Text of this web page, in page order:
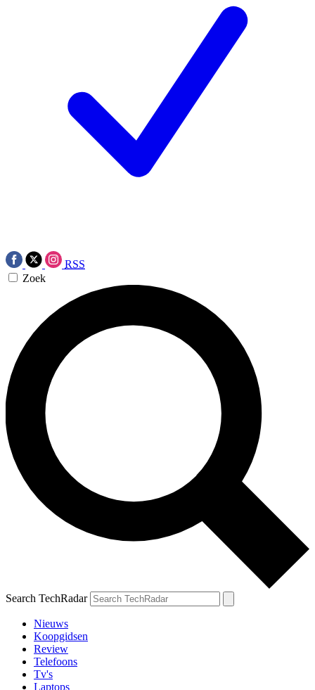
RSS
Zoek
Search TechRadar
Nieuws
Koopgidsen
Review
Telefoons
Tv's
Laptops